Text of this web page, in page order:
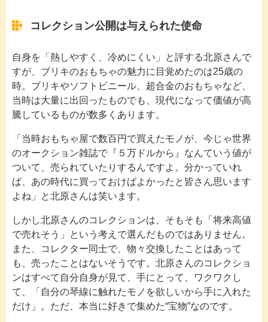
コレクション公開は与えられた使命
自身を「熱しやすく、冷めにくい」と評する北原さんで
すが、ブリキのおもちゃの魅力に目覚めたのは25歳の
時。ブリキやソフトビニール、超合金のおもちゃなど、
当時は大量に出回ったものでも、現代になって価値が高
騰しているものが数多くあります。
「当時おもちゃ屋で数百円で買えたモノが、今じゃ世界
のオークション雑誌で『５万ドルから』なんていう値が
ついて、売られていたりするんですよ。分かっていれ
ば、あの時代に買っておけばよかったと皆さん思います
よね」と北原さんは笑います。
しかし北原さんのコレクションは、そもそも「将来高値
で売れそう」という考えで選んだものではありません。
また、コレクター同士で、物々交換したことはあって
も、売ったことはないそうです。北原さんのコレクショ
ンはすべて自分自身が見て、手にとって、ワクワクし
て、「自分の琴線に触れたモノを欲しいから手に入れた
だけ」。ただ、本当に好きで集めた“宝物”なのです。